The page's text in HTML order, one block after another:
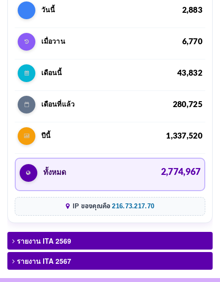
วันนี้ 2,883
เมื่อวาน 6,770
เดือนนี้ 43,832
เดือนที่แล้ว 280,725
ปีนี้ 1,337,520
ทั้งหมด 2,774,967
IP ของคุณคือ216.73.217.70
รายงาน ITA 2569
รายงาน ITA 2567